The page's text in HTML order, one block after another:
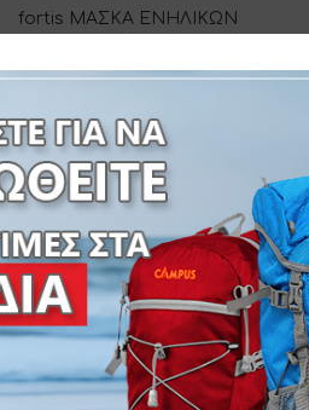
fortis ΜΑΣΚΑ ΕΝΗΛΙΚΩΝ